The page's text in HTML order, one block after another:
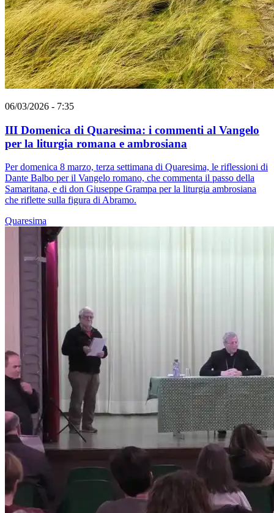
06/03/2026 - 7:35
III Domenica di Quaresima: i commenti al Vangelo
per la liturgia romana e ambrosiana
Per domenica 8 marzo, terza settimana di Quaresima, le riflessioni di
Dante Balbo per il Vangelo romano, che commenta il passo della
Samaritana, e di don Giuseppe Grampa per la liturgia ambrosiana
che riflette sulla figura di Abramo.
Quaresima